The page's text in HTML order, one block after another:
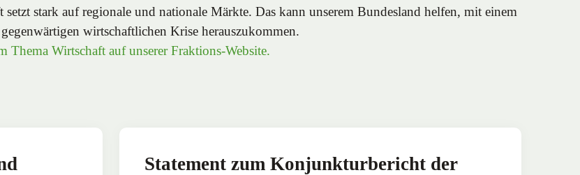
stark auf regionale und nationale Märkte. Das kann unserem Bundesland helfen, mit einem
wirtschaftlichen Krise herauszukommen.
Thema Wirtschaft auf unserer Fraktions-Website.
Statement zum Konjunkturbericht der